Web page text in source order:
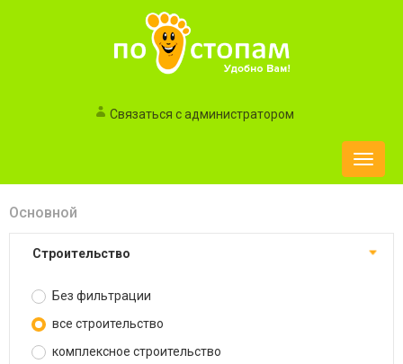
Связаться с администратором
Toggle
Основной
строительство
Без фильтрации
все строительство
комплексное строительство